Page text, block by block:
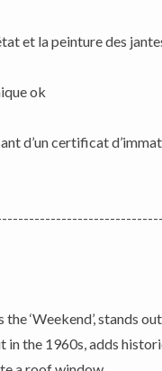
et la peinture des
ok
d’un certificat
‘Weekend’, stands
the 1960s, adds